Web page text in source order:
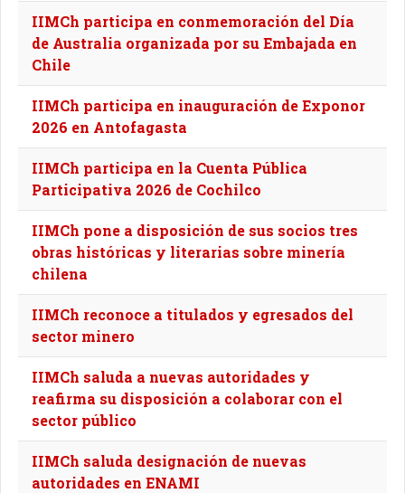
IIMCh participa en conmemoración del Día
de Australia organizada por su Embajada en
Chile
IIMCh participa en inauguración de Exponor
2026 en Antofagasta
IIMCh participa en la Cuenta Pública
Participativa 2026 de Cochilco
IIMCh pone a disposición de sus socios tres
obras históricas y literarias sobre minería
chilena
IIMCh reconoce a titulados y egresados del
sector minero
IIMCh saluda a nuevas autoridades y
reafirma su disposición a colaborar con el
sector público
IIMCh saluda designación de nuevas
autoridades en ENAMI